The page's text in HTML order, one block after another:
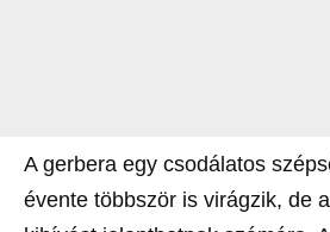
A gerbera egy csodálatos
évente többször is virágzik, de